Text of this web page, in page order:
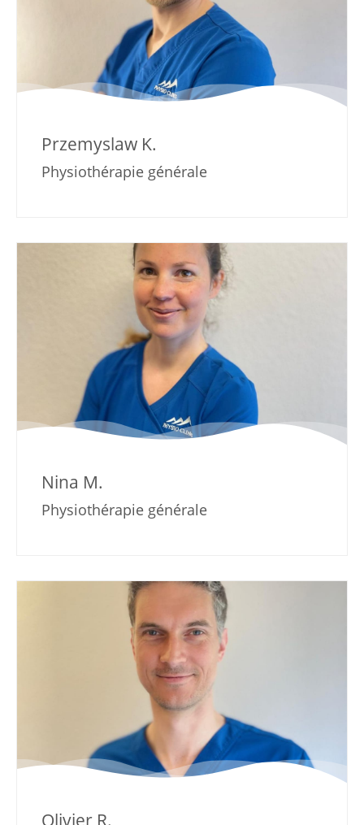
Przemyslaw K.
Physiothérapie générale
Nina M.
Physiothérapie générale
Olivier R.